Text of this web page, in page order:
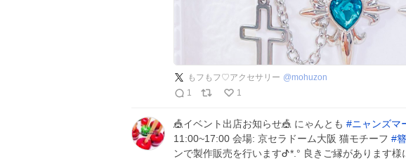
もフもフ♡アクセサリー @mohuzon
1
1
🎪イベント出店お知らせ🎪 にゃんとも #ニャンズマ
11:00~17:00 会場: 京セラドーム大阪 猫モチーフ #簪
ンで製作販売を行いますᕷ*.° 良きご縁があります様